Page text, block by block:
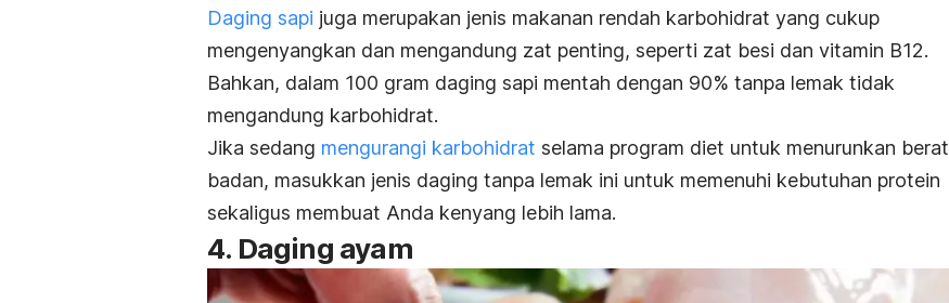
Daging sapi juga merupakan jenis makanan rendah karbohidrat yang cukup
mengenyangkan dan mengandung zat penting, seperti zat besi dan vitamin B12.
Bahkan, dalam 100 gram daging sapi mentah dengan 90% tanpa lemak tidak
mengandung karbohidrat.
Jika sedang mengurangi karbohidrat selama program diet untuk menurunkan berat
badan, masukkan jenis daging tanpa lemak ini untuk memenuhi kebutuhan protein
sekaligus membuat Anda kenyang lebih lama.
4. Daging ayam